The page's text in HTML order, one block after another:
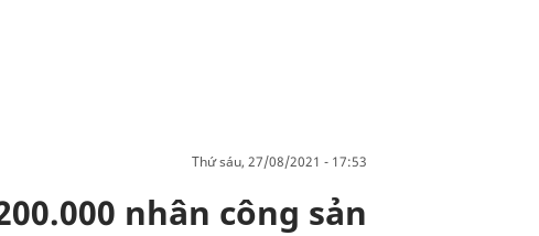
thứ sáu, 27/08/2021 - 17:53
nhân công sản